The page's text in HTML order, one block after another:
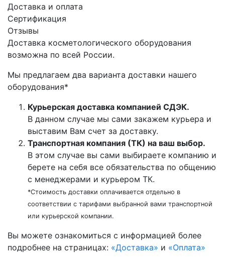
Доставка и оплата
Сертификация
Отзывы
Доставка косметологического оборудования
возможна по всей России.
Мы предлагаем два варианта доставки нашего
оборудования*
Курьерская доставка компанией СДЭК.
В данном случае мы сами закажем курьера и
выставим Вам счет за доставку.
Транспортная компания (ТК) на ваш выбор.
В этом случае вы сами выбираете компанию и
берете на себя все обязательства по общению
с менеджерами и курьером ТК.
*Стоимость доставки оплачивается отдельно в
соответствии с тарифами выбранной вами транспортной
или курьерской компании.
Вы можете ознакомиться c информацией более
подробнее на страницах: «Доставка» и «Оплата»